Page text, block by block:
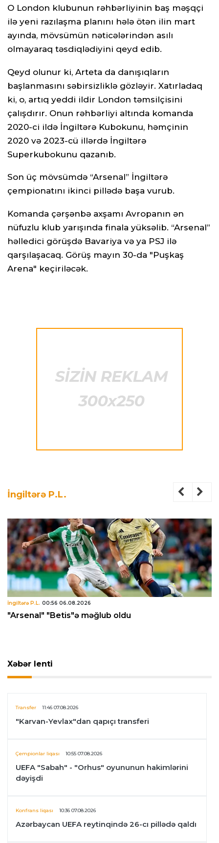
O London klubunun rəhbərliyinin baş məşqçi
ilə yeni razılaşma planını hələ ötən ilin mart
ayında, mövsümün nəticələrindən asılı
olmayaraq təsdiqlədiyini qeyd edib.
Qeyd olunur ki, Arteta da danışıqların
başlanmasını səbirsizliklə gözləyir. Xatırladaq
ki, o, artıq yeddi ildir London təmsilçisini
çalışdırır. Onun rəhbərliyi altında komanda
2020-ci ildə İngiltərə Kubokunu, həmçinin
2020 və 2023-cü illərdə İngiltərə
Superkubokunu qazanıb.
Son üç mövsümdə “Arsenal” İngiltərə
çempionatını ikinci pillədə başa vurub.
Komanda çərşənbə axşamı Avropanın ən
nüfuzlu klub yarışında finala yüksəlib. “Arsenal”
həlledici görüşdə Bavariya və ya PSJ ilə
qarşılaşacaq. Görüş mayın 30-da "Puşkaş
Arena" keçiriləcək.
İngiltərə P.L.
İngiltərə P.L. 00:56 06.08.2026
"Arsenal" "Betis"ə məğlub oldu
Xəbər lenti
Transfer 11:46 07.08.2026
"Karvan-Yevlax"dan qapıçı transferi
Çempionlar liqası 10:55 07.08.2026
UEFA "Sabah" - "Orhus" oyununun hakimlərini
dəyişdi
Konfrans liqası 10:36 07.08.2026
Azərbaycan UEFA reytinqində 26-cı pillədə qaldı